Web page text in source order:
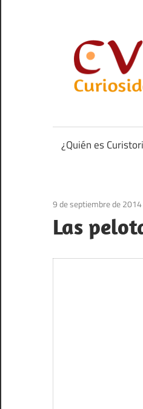
contenido
anécdotas
de
¿Quién es
9 de septiembre de 2014
Las